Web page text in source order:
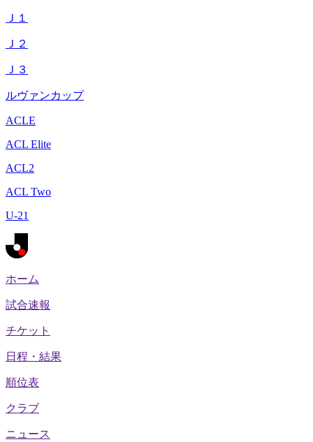
Ｊ１
Ｊ２
Ｊ３
ルヴァンカップ
ACLE
ACL Elite
ACL2
ACL Two
U-21
ホーム
試合速報
チケット
日程・結果
順位表
クラブ
ニュース